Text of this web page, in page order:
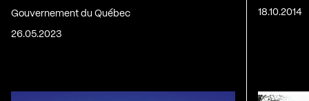
Gouvernement du Québec
26.05.2023
18.10.2014